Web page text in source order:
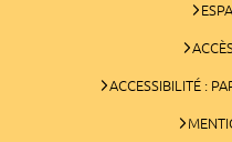
ACCESSIBILITÉ :